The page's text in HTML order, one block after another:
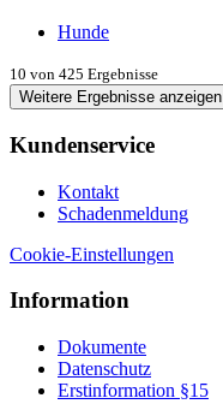
Hunde
10 von 425 Ergebnisse
Weitere Ergebnisse anzeigen
Kundenservice
Kontakt
Schadenmeldung
Cookie-Einstellungen
Information
Dokumente
Datenschutz
Erstinformation §15